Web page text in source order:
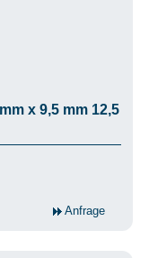
x 9,5 mm 12,5
Anfrage